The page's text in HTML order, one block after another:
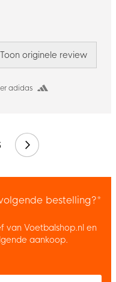
adidas
Toon originele review
Volgende
bestelling?*
van Voetbalshop.nl en
aankoop.
policy to subscribe to